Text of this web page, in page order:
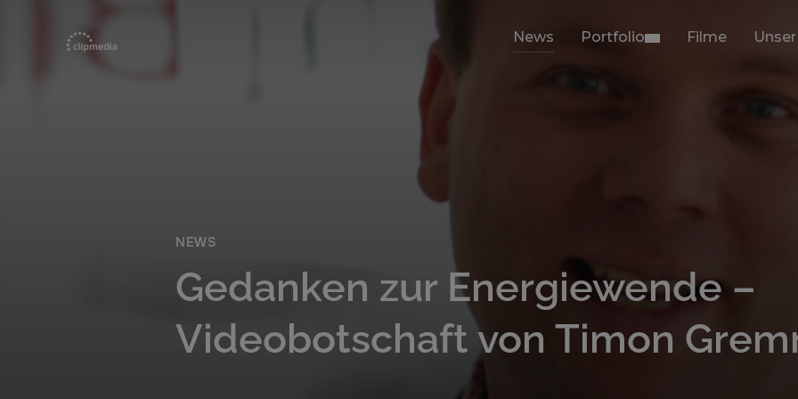
News Portfolio Filme
NEWS
Gedanken zur Energiewende –
Videobotschaft von Timon